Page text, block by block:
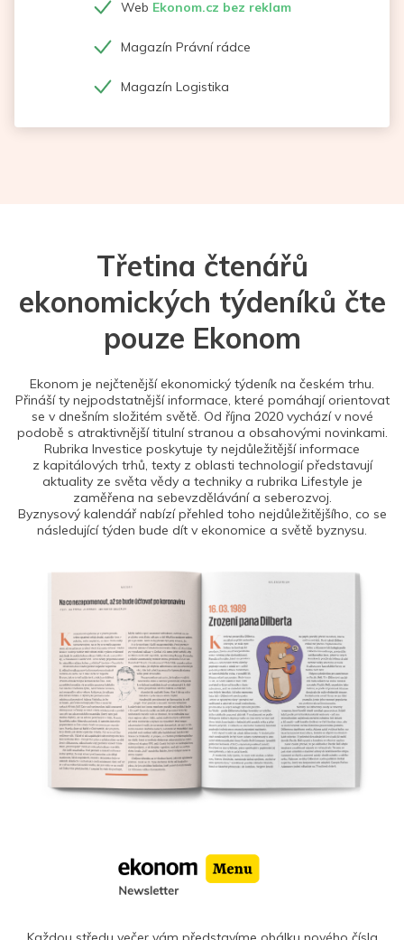
Web Ekonom.cz bez reklam
Magazín Právní rádce
Magazín Logistika
Třetina čtenářů
ekonomických týdeníků čte
pouze Ekonom
Ekonom je nejčtenější ekonomický týdeník na českém trhu.
Přináší ty nejpodstatnější informace, které pomáhají orientovat
se v dnešním složitém světě. Od října 2020 vychází v nové
podobě s atraktivnější titulní stranou a obsahovými novinkami.
Rubrika Investice poskytuje ty nejdůležitější informace
z kapitálových trhů, texty z oblasti technologií představují
aktuality ze světa vědy a techniky a rubrika Lifestyle je
zaměřena na sebevzdělávání a seberozvoj.
Byznysový kalendář nabízí přehled toho nejdůležitějšího, co se
následující týden bude dít v ekonomice a světě byznysu.